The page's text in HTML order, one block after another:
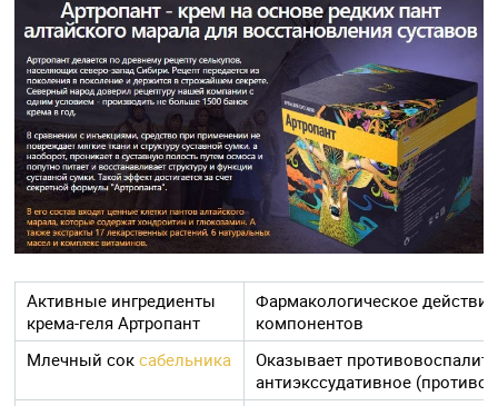
Активные ингредиенты
крема-геля Артропант
Фармакологическое
компонентов
Млечный соксабельника
Оказывает
антиэкссудативное